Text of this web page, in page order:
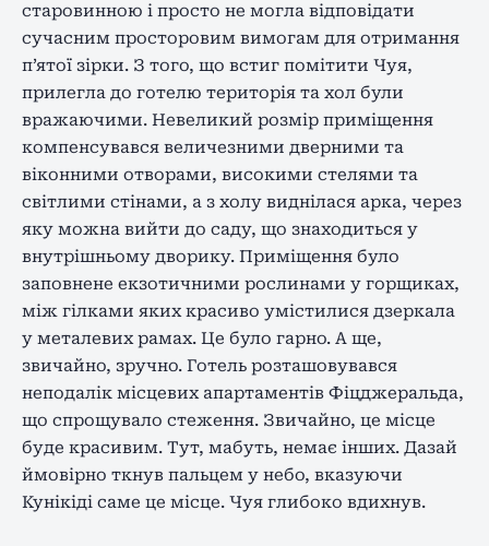
старовинною і просто не могла відповідати
сучасним просторовим вимогам для отримання
п’ятої зірки. З того, що встиг помітити Чуя,
прилегла до готелю територія та хол були
вражаючими. Невеликий розмір приміщення
компенсувався величезними дверними та
віконними отворами, високими стелями та
світлими стінами, а з холу виднілася арка, через
яку можна вийти до саду, що знаходиться у
внутрішньому дворику. Приміщення було
заповнене екзотичними рослинами у горщиках,
між гілками яких красиво умістилися дзеркала
у металевих рамах. Це було гарно. А ще,
звичайно, зручно. Готель розташовувався
неподалік місцевих апартаментів Фіцджеральда,
що спрощувало стеження. Звичайно, це місце
буде красивим. Тут, мабуть, немає інших. Дазай
ймовірно ткнув пальцем у небо, вказуючи
Кунікіді саме це місце. Чуя глибоко вдихнув.